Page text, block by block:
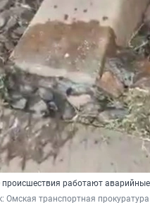
происшествия работают
Омская транспортная прокуратура